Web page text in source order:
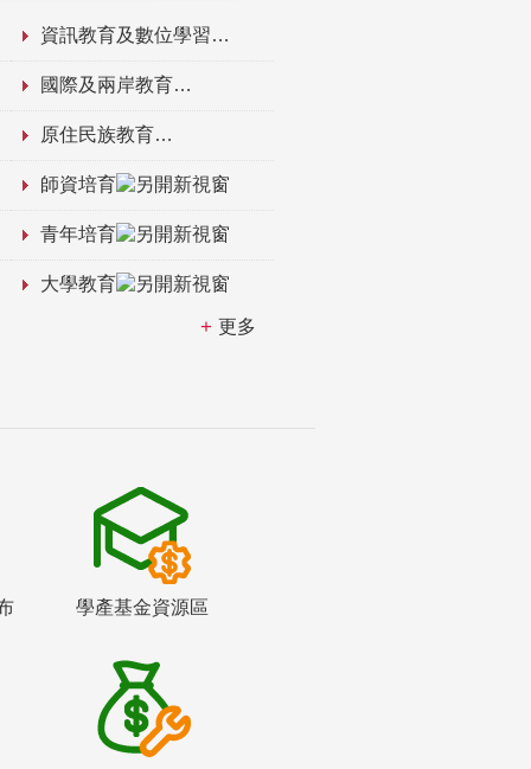
資訊教育及數位學習
國際及兩岸教育
原住民族教育
師資培育
青年培育
大學教育
更多
學產基金資源區